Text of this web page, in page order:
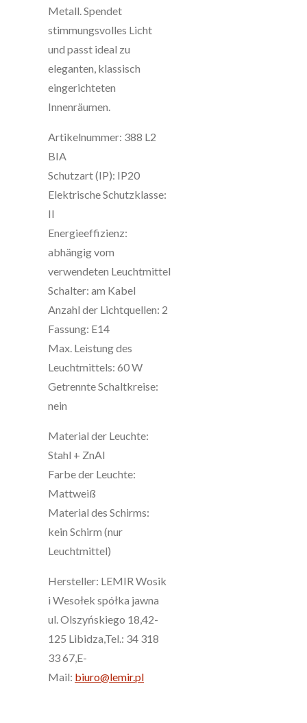
Metall. Spendet
stimmungsvolles Licht
und passt ideal zu
eleganten, klassisch
eingerichteten
Innenräumen.
Artikelnummer: 388 L2
BIA
Schutzart (IP): IP20
Elektrische Schutzklasse:
II
Energieeffizienz:
abhängig vom
verwendeten Leuchtmittel
Schalter: am Kabel
Anzahl der Lichtquellen: 2
Fassung: E14
Max. Leistung des
Leuchtmittels: 60 W
Getrennte Schaltkreise:
nein
Material der Leuchte:
Stahl + ZnAl
Farbe der Leuchte:
Mattweiß
Material des Schirms:
kein Schirm (nur
Leuchtmittel)
Hersteller: LEMIR Wosik
i Wesołek spółka jawna
ul. Olszyńskiego 18,42-
125 Libidza,Tel.: 34 318
33 67,E-
Mail: biuro@lemir.pl